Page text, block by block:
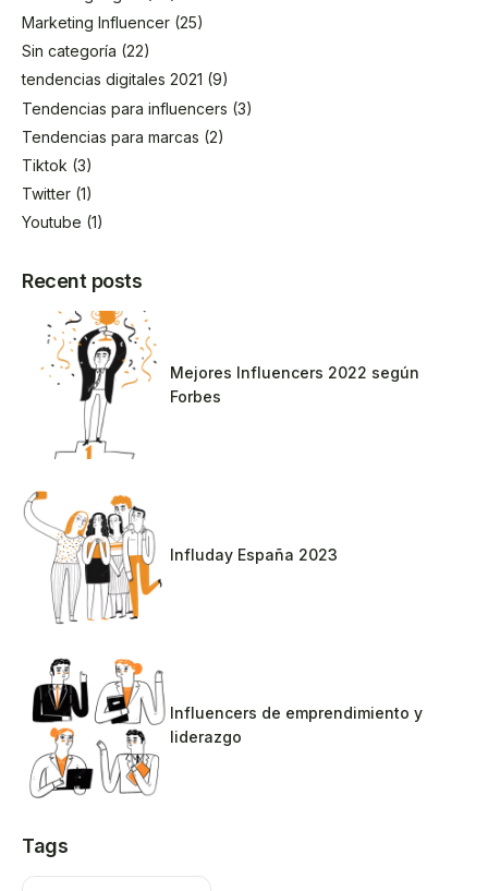
Marketing Influencer (25)
Sin categoría (22)
tendencias digitales 2021 (9)
Tendencias para influencers (3)
Tendencias para marcas (2)
Tiktok (3)
Twitter (1)
Youtube (1)
Recent posts
Mejores Influencers 2022 según
Forbes
Influday España 2023
Influencers de emprendimiento y
liderazgo
Tags